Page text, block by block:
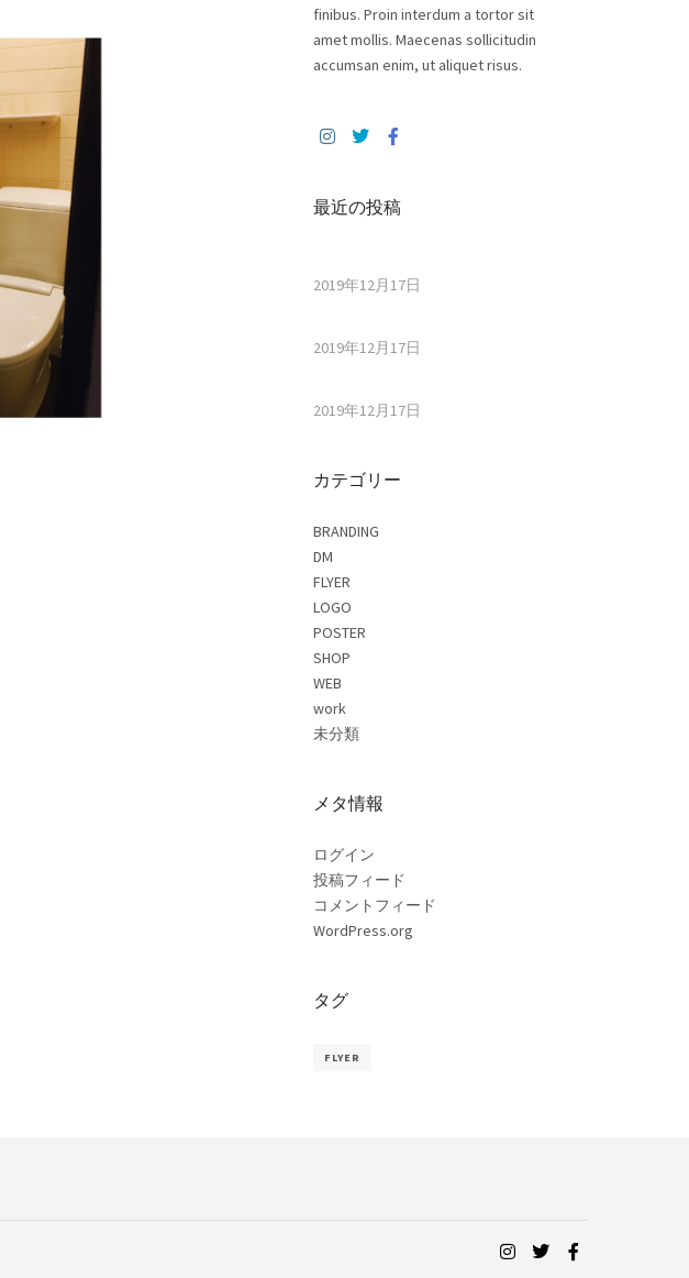
finibus. Proin interdum a tortor sit
amet mollis. Maecenas sollicitudin
accumsan enim, ut aliquet risus.
最近の投稿
2019年12月17日
2019年12月17日
2019年12月17日
カテゴリー
BRANDING
DM
FLYER
LOGO
POSTER
SHOP
WEB
work
未分類
メタ情報
ログイン
投稿フィード
コメントフィード
WordPress.org
タグ
FLYER